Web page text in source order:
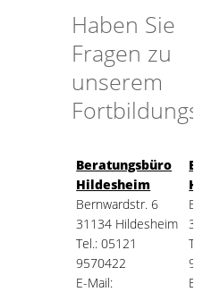
Haben Sie
Fragen zu
unserem
Beratungsbüro
Hildesheim
Bernwardstr. 6
31134 Hildesheim
Tel.: 05121
9570422
E-Mail: